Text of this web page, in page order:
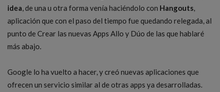
idea , de una u otra forma venía haciéndolo con Hangouts
aplicación que con el paso del tiempo fue quedando relegada, al
punto de Crear las nuevas Apps Allo y Dúo de las que hablaré
más abajo.
Google lo ha vuelto a hacer, y creó nuevas aplicaciones que
ofrecen un servicio similar al de otras apps ya desarrolladas.